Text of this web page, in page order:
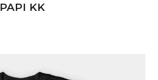
PAPI KK